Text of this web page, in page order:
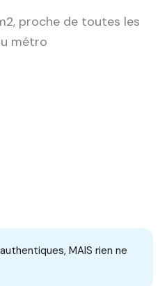
proche de toutes les
métro
MAIS rien ne